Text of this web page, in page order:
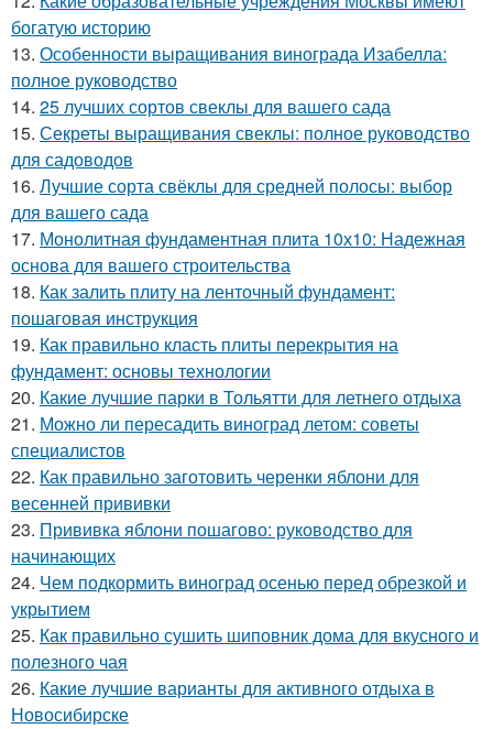
богатую историю
13. Особенности выращивания винограда Изабелла:
полное руководство
14. 25 лучших сортов свеклы для вашего сада
15. Секреты выращивания свеклы: полное руководство
для садоводов
16. Лучшие сорта свёклы для средней полосы: выбор
для вашего сада
17. Монолитная фундаментная плита 10х10: Надежная
основа для вашего строительства
18. Как залить плиту на ленточный фундамент:
пошаговая инструкция
19. Как правильно класть плиты перекрытия на
фундамент: основы технологии
20. Какие лучшие парки в Тольятти для летнего отдыха
21. Можно ли пересадить виноград летом: советы
специалистов
22. Как правильно заготовить черенки яблони для
весенней прививки
23. Прививка яблони пошагово: руководство для
начинающих
24. Чем подкормить виноград осенью перед обрезкой и
укрытием
25. Как правильно сушить шиповник дома для вкусного и
полезного чая
26. Какие лучшие варианты для активного отдыха в
Новосибирске